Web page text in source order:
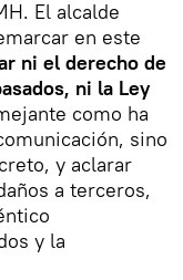
El alcalde
en este
ni el derecho de
ni la Ley
como ha
sino
y aclarar
a terceros,
y la